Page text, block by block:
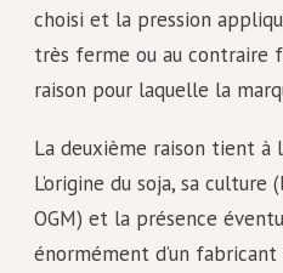
choisi et la pression
très ferme ou au contraire
raison pour laquelle la
La deuxième raison tient à
L’origine du soja, sa culture
OGM) et la présence
énormément d’un fabricant